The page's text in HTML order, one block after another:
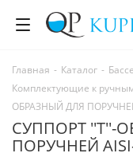
Главная - Каталог -
Комплектующие к
ОБРАЗНЫЙ ДЛЯ
СУППОРТ ''T''-
ПОРУЧНЕЙ